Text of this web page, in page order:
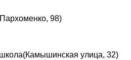
98)
улица, 32)